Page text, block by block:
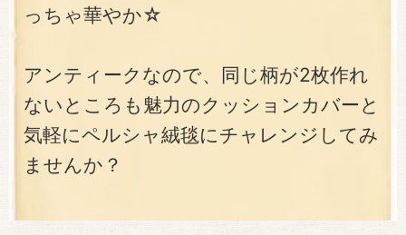
っちゃ華やか☆
アンティークなので、同じ柄が2枚作れ
ないところも魅力のクッションカバーと
気軽にペルシャ絨毯にチャレンジしてみ
ませんか？